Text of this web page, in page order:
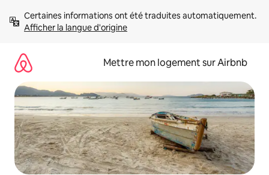
directement
Afficher la langue d'origine
Mettre mon logement sur Airbnb